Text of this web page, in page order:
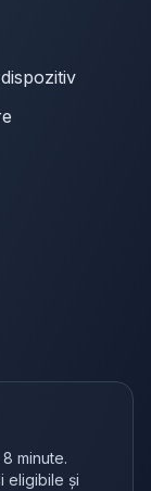
minute.
eligibile și